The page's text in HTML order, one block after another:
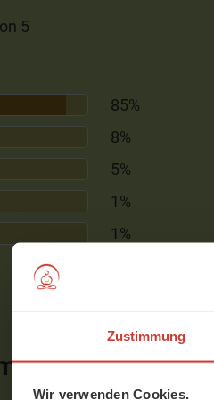
Zustimmung
Wir verwenden Cookies.
5
85%
8%
5%
1%
1%